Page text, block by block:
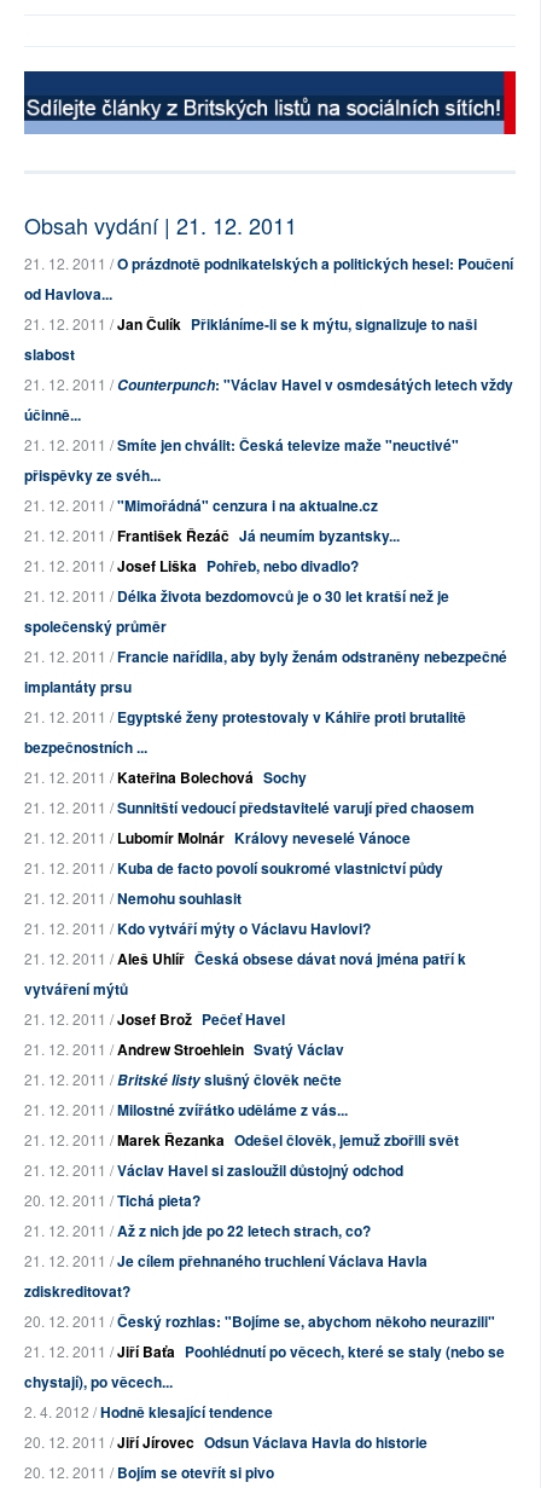
Obsah vydání | 21. 12. 2011
21. 12. 2011 /O prázdnotě podnikatelských a politických hesel: Poučení
od Havlova...
21. 12. 2011 /Jan Čulík Přikláníme-li se k mýtu, signalizuje to naši
slabost
21. 12. 2011 /Counterpunch: "Václav Havel v osmdesátých letech vždy
účinně...
21. 12. 2011 /Smíte jen chválit: Česká televize maže "neuctivé"
přispěvky ze svéh...
21. 12. 2011 /"Mimořádná" cenzura i na aktualne.cz
21. 12. 2011 /František Řezáč Já neumím byzantsky...
21. 12. 2011 /Josef Liška Pohřeb, nebo divadlo?
21. 12. 2011 /Délka života bezdomovců je o 30 let kratší než je
společenský průměr
21. 12. 2011 /Francie nařídila, aby byly ženám odstraněny nebezpečné
implantáty prsu
21. 12. 2011 /Egyptské ženy protestovaly v Káhiře proti brutalitě
bezpečnostních ...
21. 12. 2011 /Kateřina Bolechová Sochy
21. 12. 2011 /Sunnitští vedoucí představitelé varují před chaosem
21. 12. 2011 /Lubomír Molnár Královy neveselé Vánoce
21. 12. 2011 /Kuba de facto povolí soukromé vlastnictví půdy
21. 12. 2011 /Nemohu souhlasit
21. 12. 2011 /Kdo vytváří mýty o Václavu Havlovi?
21. 12. 2011 /Aleš Uhlíř Česká obsese dávat nová jména patří k
vytváření mýtů
21. 12. 2011 /Josef Brož Pečeť Havel
21. 12. 2011 /Andrew Stroehlein Svatý Václav
21. 12. 2011 /Britské listyslušný člověk nečte
21. 12. 2011 /Milostné zvířátko uděláme z vás...
21. 12. 2011 /Marek Řezanka Odešel člověk, jemuž zbořili svět
21. 12. 2011 /Václav Havel si zasloužil důstojný odchod
20. 12. 2011 /Tichá pieta?
21. 12. 2011 /Až z nich jde po 22 letech strach, co?
21. 12. 2011 /Je cílem přehnaného truchlení Václava Havla
zdiskreditovat?
20. 12. 2011 /Český rozhlas: "Bojíme se, abychom někoho neurazili"
21. 12. 2011 /Jiří Baťa Poohlédnutí po věcech, které se staly (nebo se
chystají), po věcech...
2. 4. 2012 /Hodně klesající tendence
20. 12. 2011 /Jiří Jírovec Odsun Václava Havla do historie
20. 12. 2011 /Bojím se otevřít si pivo